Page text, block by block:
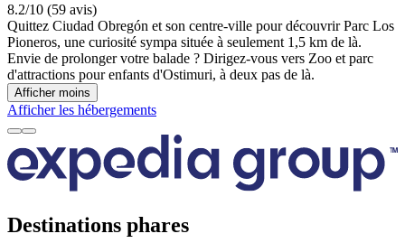
8.2/10 (59 avis)
Quittez Ciudad Obregón et son centre-ville pour découvrir Parc Los
Pioneros, une curiosité sympa située à seulement 1,5 km de là.
Envie de prolonger votre balade ? Dirigez-vous vers Zoo et parc
d'attractions pour enfants d'Ostimuri, à deux pas de là.
Afficher moins
Afficher les hébergements
Destinations phares